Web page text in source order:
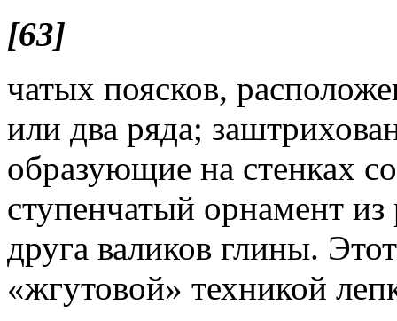
[63]
чатых поясков,
или два ряда;
образующие на стенках
ступенчатый орнамент
друга валиков глины.
«жгутовой» техникой